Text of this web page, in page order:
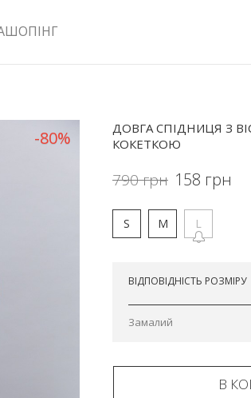
ДОВГА СПІДНИЦЯ З
КОКЕТКОЮ
790грн 158 грн
S M L
ВІДПОВІДНІСТЬ РОЗМІРУ
Замалий
В
-80%